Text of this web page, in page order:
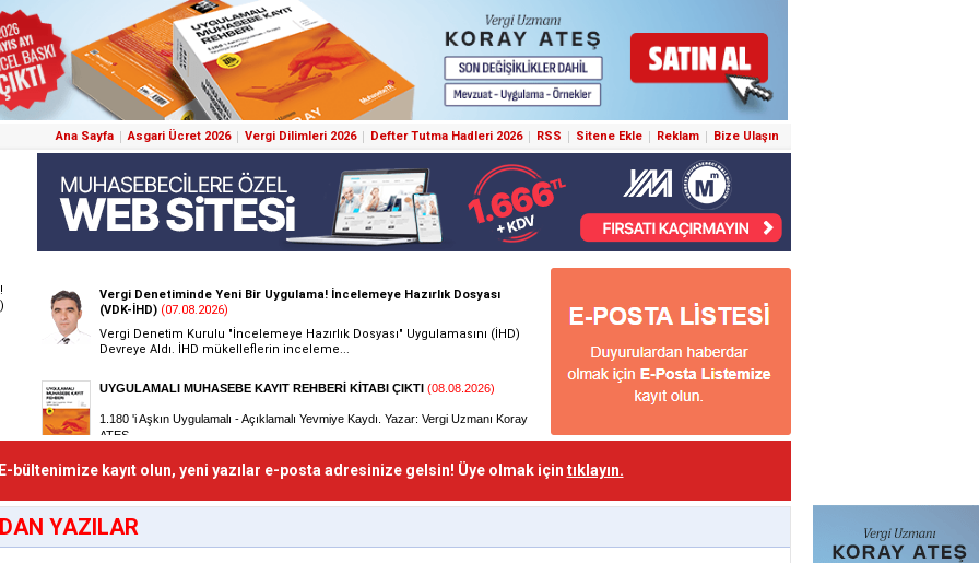
Ana Sayfa Asgari Ücret 2026 Vergi Dilimleri 2026 Defter Tutma Hadleri 2026 RSS Sitene Ekle Reklam Bize Ulaşın
bültenimize kayıt olun, yeni yazılar e-posta adresinize gelsin! Üye olmak için tıklayın.
YAZILAR